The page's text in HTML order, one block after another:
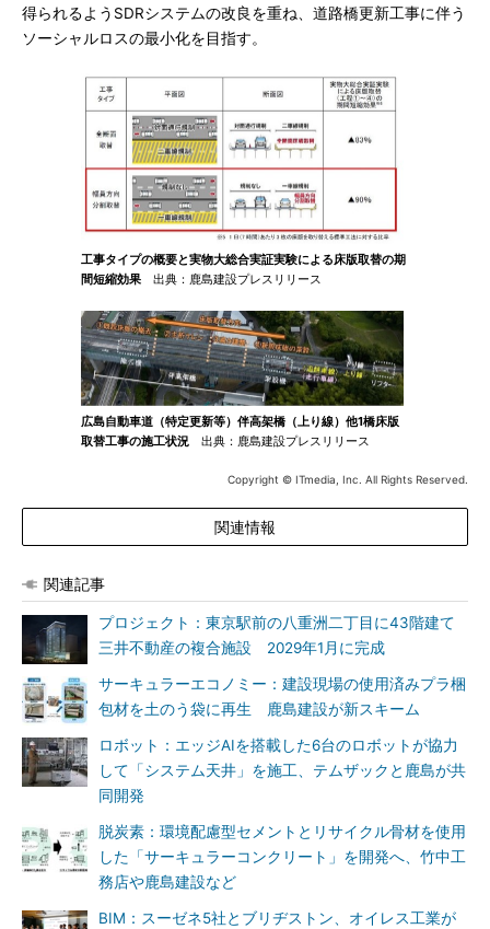
得られるようSDRシステムの改良を重ね、道路橋更新工事に伴う
ソーシャルロスの最小化を目指す。
工事タイプの概要と実物大総合実証実験による床版取替の期
間短縮効果 出典：鹿島建設プレスリリース
広島自動車道（特定更新等）伴高架橋（上り線）他1橋床版
取替工事の施工状況 出典：鹿島建設プレスリリース
Copyright © ITmedia, Inc. All Rights Reserved.
関連情報
関連記事
プロジェクト：東京駅前の八重洲二丁目に43階建て
三井不動産の複合施設 2029年1月に完成
サーキュラーエコノミー：建設現場の使用済みプラ梱
包材を土のう袋に再生 鹿島建設が新スキーム
ロボット：エッジAIを搭載した6台のロボットが協力
して「システム天井」を施工、テムザックと鹿島が共
同開発
脱炭素：環境配慮型セメントとリサイクル骨材を使用
した「サーキュラーコンクリート」を開発へ、竹中工
務店や鹿島建設など
BIM：スーゼネ5社とブリヂストン、オイレス工業が